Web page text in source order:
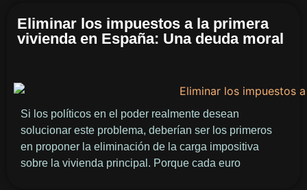
Eliminar los impuestos a la primera
vivienda en España: Una deuda moral
Si los políticos en el poder realmente desean
solucionar este problema, deberían ser los primeros
en proponer la eliminación de la carga impositiva
sobre la vivienda principal. Porque cada euro